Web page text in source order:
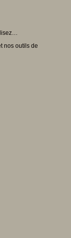
nos outils de